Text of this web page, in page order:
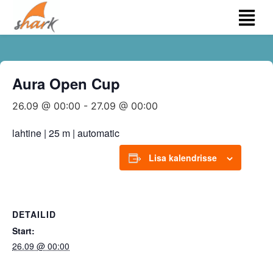
Aura Open Cup
26.09 @ 00:00 - 27.09 @ 00:00
lahtine | 25 m | automatic
Lisa kalendrisse
DETAILID
Start:
26.09 @ 00:00